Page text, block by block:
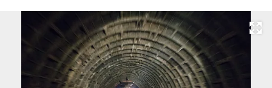
Развернуть